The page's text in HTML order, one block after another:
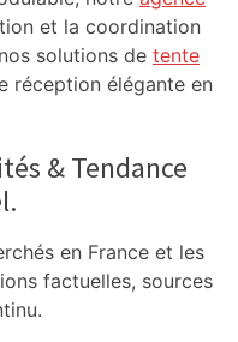
et la coordination
solutions de tente
réception élégante en
& Tendance
en France et les
factuelles, sources